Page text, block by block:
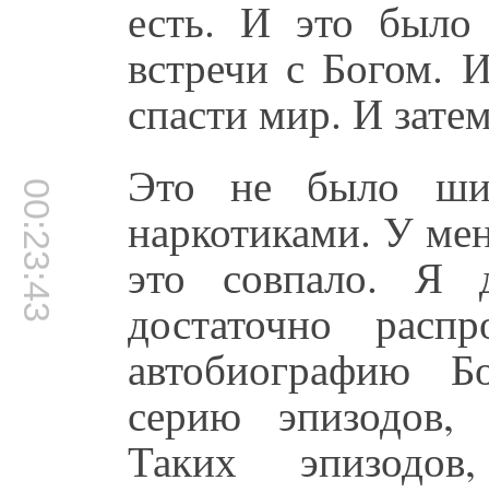
есть. И это было
встречи с Богом.
спасти мир. И
00:23:43 Это не было
наркотиками. У
это совпало. Я
достаточно
автобиографию
серию
Таких